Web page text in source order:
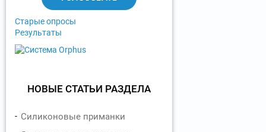
Старые опросы
Результаты
НОВЫЕ СТАТЬИ РАЗДЕЛА
Силиконовые приманки